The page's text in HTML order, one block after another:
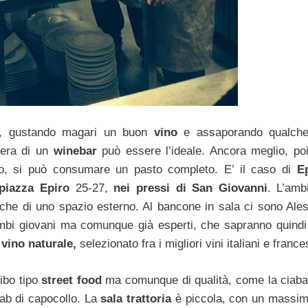
magari un buon vinoe assaporando
di un winebarpuò essere l’ideale. Ancora meglio,
si può consumare un pasto completo. E’ il caso di
Epiro 25-27, nei pressi di San Giovanni.
di uno spazio esterno. Al bancone in sala ci sono
giovani ma comunque già esperti, che sapranno
vino naturale, selezionato fra i migliori vini italiani e
tipostreet foodma comunque di qualità, come la
di capocollo. Lasala trattoriaè piccola, con un